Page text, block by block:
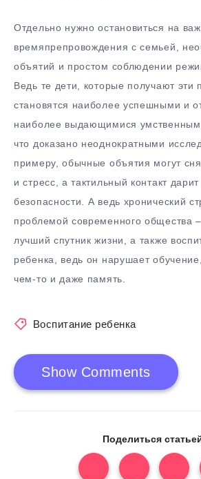
Отдельно нужно остановиться на
времяпрепровождения с семьей,
объятий и простом соблюдении
Ведь те дети, которые получают эти
становятся наиболее успешными и
наиболее выдающимися
что доказано неоднократными
примеру, обычные объятия могут
и стресс, а тактильный контакт
безопасности. А ведь хронический
проблемой современного общества
лучший спутник жизни, а также
ребенка, ведь он нарушает
чем-то и даже память.
Воспитание ребенка
Show Comments
Поделиться